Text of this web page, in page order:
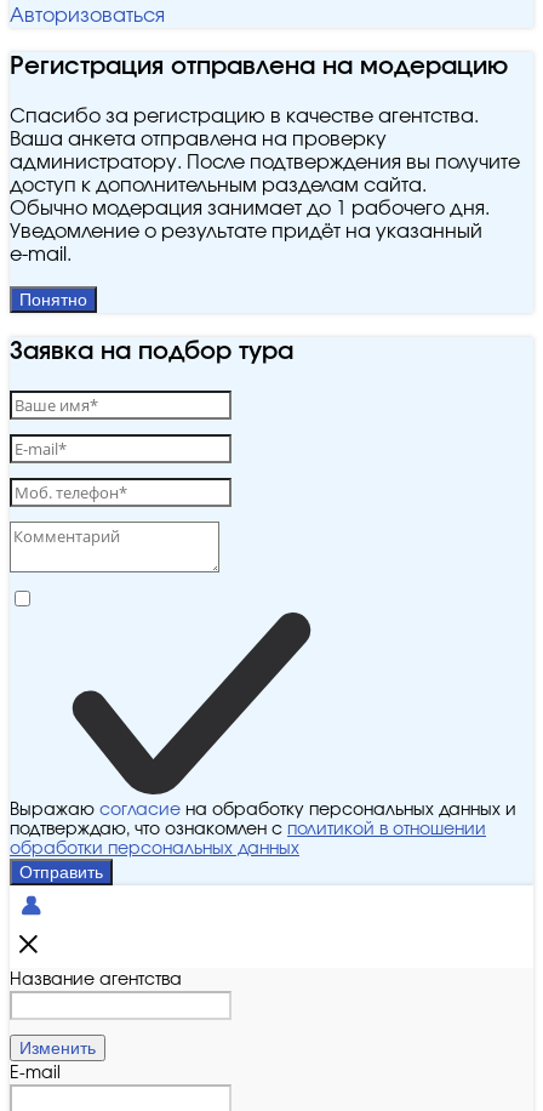
Авторизоваться
Регистрация отправлена на модерацию
Спасибо за регистрацию в качестве агентства.
Ваша анкета отправлена на проверку
администратору. После подтверждения вы получите
доступ к дополнительным разделам сайта.
Обычно модерация занимает до 1 рабочего дня.
Уведомление о результате придёт на указанный
e‑mail.
Понятно
Заявка на подбор тура
Выражаю согласие на обработку персональных данных и
подтверждаю, что ознакомлен с политикой в отношении
обработки персональных данных
Отправить
Название агентства
Изменить
E-mail